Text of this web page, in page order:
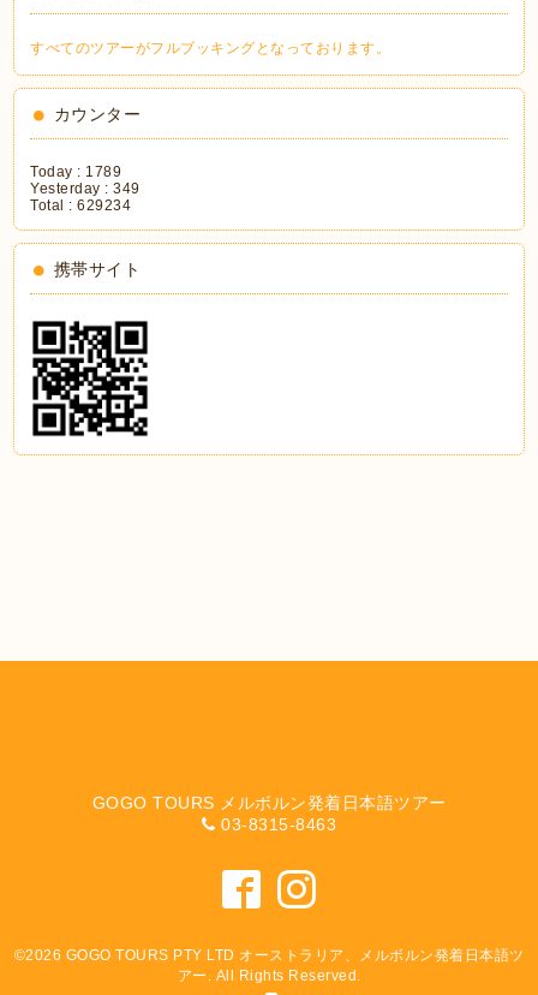
すべてのツアーがフルブッキングとなっております。
カウンター
Today : 1789
Yesterday :349
Total :629234
携帯サイト
GOGO TOURS メルボルン発着日本語ツアー
03-8315-8463
©2026 GOGO TOURS PTY LTD オーストラリア、メルボルン発着日本語ツ
アー . All Rights Reserved.